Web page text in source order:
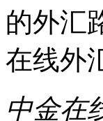
的外汇
在线外
中金在